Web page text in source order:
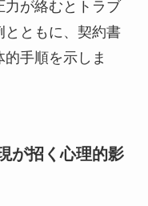
力が絡むとトラブ
とともに、契約書
手順を示しま
が招く心理的影